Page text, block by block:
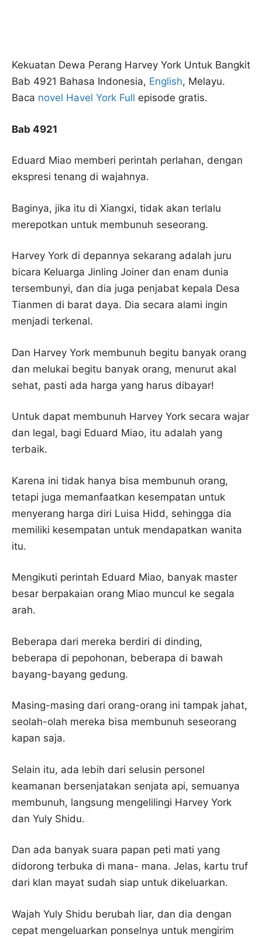
Kekuatan Dewa Perang Harvey York Untuk Bangkit
Bab 4921 Bahasa Indonesia, English, Melayu.
Baca novel Havel York Full episode gratis.
Bab 4921
Eduard Miao memberi perintah perlahan, dengan
ekspresi tenang di wajahnya.
Baginya, jika itu di Xiangxi, tidak akan terlalu
merepotkan untuk membunuh seseorang.
Harvey York di depannya sekarang adalah juru
bicara Keluarga Jinling Joiner dan enam dunia
tersembunyi, dan dia juga penjabat kepala Desa
Tianmen di barat daya. Dia secara alami ingin
menjadi terkenal.
Dan Harvey York membunuh begitu banyak orang
dan melukai begitu banyak orang, menurut akal
sehat, pasti ada harga yang harus dibayar!
Untuk dapat membunuh Harvey York secara wajar
dan legal, bagi Eduard Miao, itu adalah yang
terbaik.
Karena ini tidak hanya bisa membunuh orang,
tetapi juga memanfaatkan kesempatan untuk
menyerang harga diri Luisa Hidd, sehingga dia
memiliki kesempatan untuk mendapatkan wanita
itu.
Mengikuti perintah Eduard Miao, banyak master
besar berpakaian orang Miao muncul ke segala
arah.
Beberapa dari mereka berdiri di dinding,
beberapa di pepohonan, beberapa di bawah
bayang-bayang gedung.
Masing-masing dari orang-orang ini tampak jahat,
seolah-olah mereka bisa membunuh seseorang
kapan saja.
Selain itu, ada lebih dari selusin personel
keamanan bersenjatakan senjata api, semuanya
membunuh, langsung mengelilingi Harvey York
dan Yuly Shidu.
Dan ada banyak suara papan peti mati yang
didorong terbuka di mana- mana. Jelas, kartu truf
dari klan mayat sudah siap untuk dikeluarkan.
Wajah Yuly Shidu berubah liar, dan dia dengan
cepat mengeluarkan ponselnya untuk mengirim